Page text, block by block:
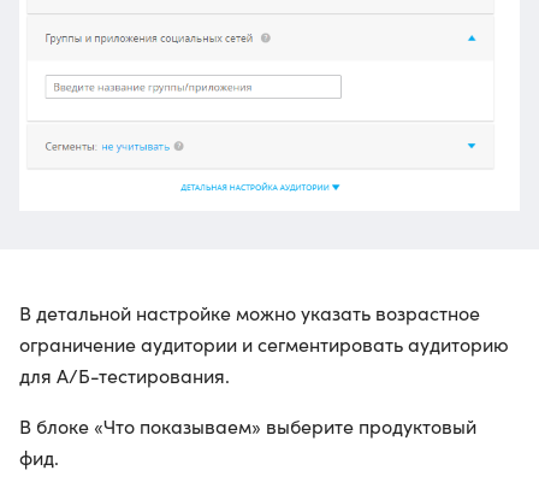
В детальной настройке можно указать возрастное
ограничение аудитории и сегментировать аудиторию
для А/Б-тестирования.
В блоке «Что показываем» выберите продуктовый
фид.